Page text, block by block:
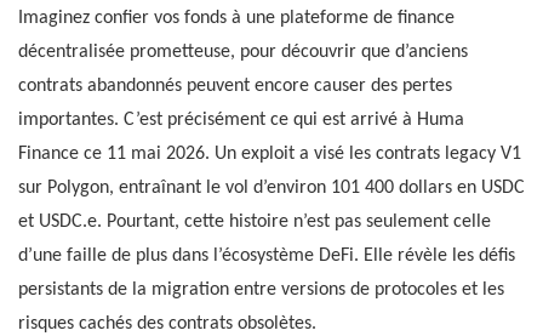
Imaginez confier vos fonds à une plateforme de finance
décentralisée prometteuse, pour découvrir que d’anciens
contrats abandonnés peuvent encore causer des pertes
importantes. C’est précisément ce qui est arrivé à Huma
Finance ce 11 mai 2026. Un exploit a visé les contrats legacy V1
sur Polygon, entraînant le vol d’environ 101 400 dollars en USDC
et USDC.e. Pourtant, cette histoire n’est pas seulement celle
d’une faille de plus dans l’écosystème DeFi. Elle révèle les défis
persistants de la migration entre versions de protocoles et les
risques cachés des contrats obsolètes.